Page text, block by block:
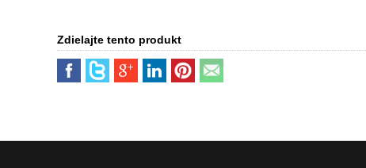
Zdielajte tento produkt